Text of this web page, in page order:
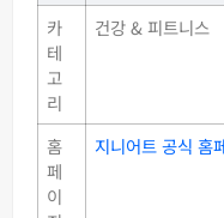
카
테
고
리
건강 & 피트니스
홈
페
이
지니어트 공식 홈